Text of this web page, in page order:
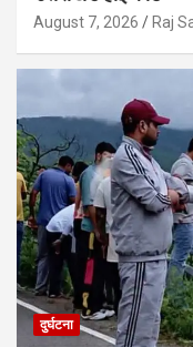
August 7, 2026 Raj
दुर्घटना